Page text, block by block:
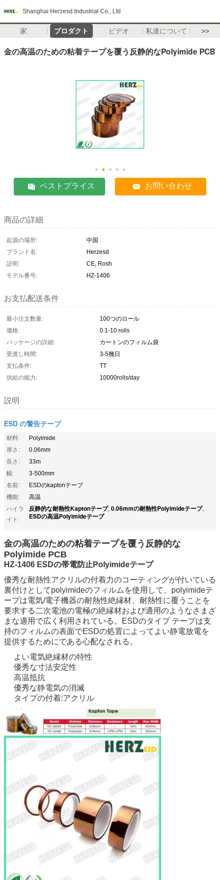
Shanghai Herzesd Industrial Co., Ltd
家 プロダクト ビデオ 私達について >>
金の高温のための粘着テープを覆う反静的なPolyimide PCB
ベストプライス お問い合わせ
商品の詳細
起源の場所:
中国
ブランド名:
Herzesd
証明:
CE, Rosh
モデル番号:
HZ-1406
お支払配送条件
最小注文数量:
100つのロール
価格:
0.1-10 rolls
パッケージの詳細:
カートンのフィルム袋
受渡し時間:
3-5幾日
支払条件:
TT
供給の能力:
10000rolls/day
説明
ESD の警告テープ
材料:
Polyimide
厚さ:
0.06mm
長さ:
33m
幅:
3-500mm
名前:
ESDのkaptonテープ
機能:
高温
ハイラ
イト:
反静的な耐熱性Kaptonテープ, 0.06mmの耐熱性Polyimideテープ,
ESDの高温Polyimideテープ
金の高温のための粘着テープを覆う反静的な
Polyimide PCB
HZ-1406 ESDの帯電防止Polyimideテープ
優秀な耐熱性アクリルの付着力のコーティングが付いている
裏付けとしてpolyimideのフィルムを使用して、polyimideテ
ープは電気/電子機器の耐熱性絶縁材、耐熱性に覆うことを
要求する二次電池の電極の絶縁材および適用のようなさまざ
まな適用で広く利用されている。ESDのタイプ テープは支
持のフィルムの表面でESDの処置によってよい静電放電を
提供するためにである心配なされる。
よい電気絶縁材の特性
優秀な寸法安定性
高温抵抗
優秀な静電気の消滅
タイプの付着:アクリル